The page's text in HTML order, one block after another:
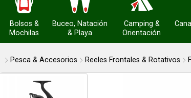
Bolsos &
Mochilas
Buceo, Natación
& Playa
Camping &
Orientación
Pesca & Accesorios Reeles Frontales & Rotativos